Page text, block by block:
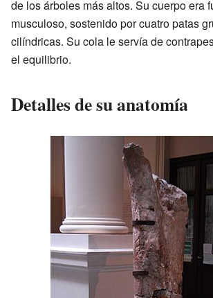
de los árboles más altos. Su cuerpo era
musculoso, sostenido por cuatro patas
cilíndricas. Su cola le servía de
el equilibrio.
Detalles de su anatomía